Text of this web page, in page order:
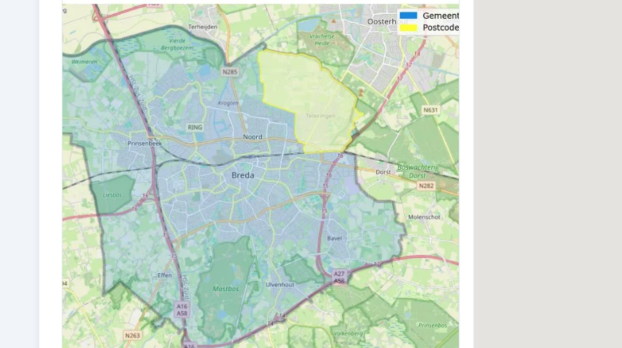
Bouw en energie
BOUWJAAR
1930
BOUWWIJZE
Bestaande bouw
ISOLATIE
Dakisolatie en dubbel glas
VERWARMING
Cv-ketel
CV KETEL
Remeha Tzerra (gas gestookt
combiketel uit 2020, eigendom)
ENERGIELABEL
F
Kadastraal en VvE
EIGENDOMSSITUATIE
Volle eigendom